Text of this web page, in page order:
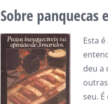
Sobre panquecas
Esta
deu a
seu.